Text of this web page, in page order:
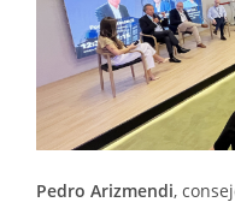
Pedro Arizmendi,